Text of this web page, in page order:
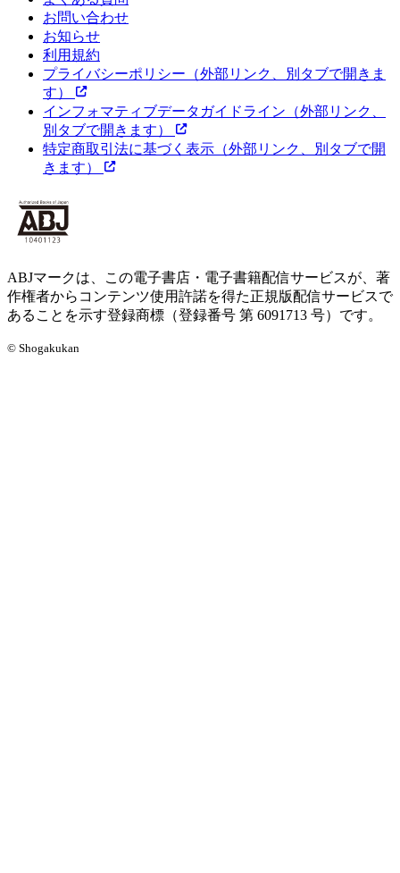
お問い合わせ
お知らせ
利用規約
プライバシーポリシー （外部リンク、別タブで開きま
す）
インフォマティブデータガイドライン （外部リンク、
別タブで開きます）
特定商取引法に基づく表示 （外部リンク、別タブで開
きます）
ABJマークは、この電子書店・電子書籍配信サービスが、著
作権者からコンテンツ使用許諾を得た正規版配信サービスで
あることを示す登録商標（登録番号 第 6091713 号）です。
© Shogakukan